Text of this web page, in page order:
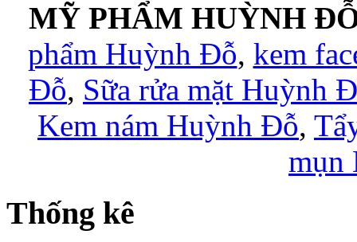
MỸ PHẨM HUỲNH
phẩm Huỳnh Đỗ, kem
Đỗ, Sữa rửa mặt Huỳnh
Kem nám Huỳnh Đỗ,
mụn
Thống kê